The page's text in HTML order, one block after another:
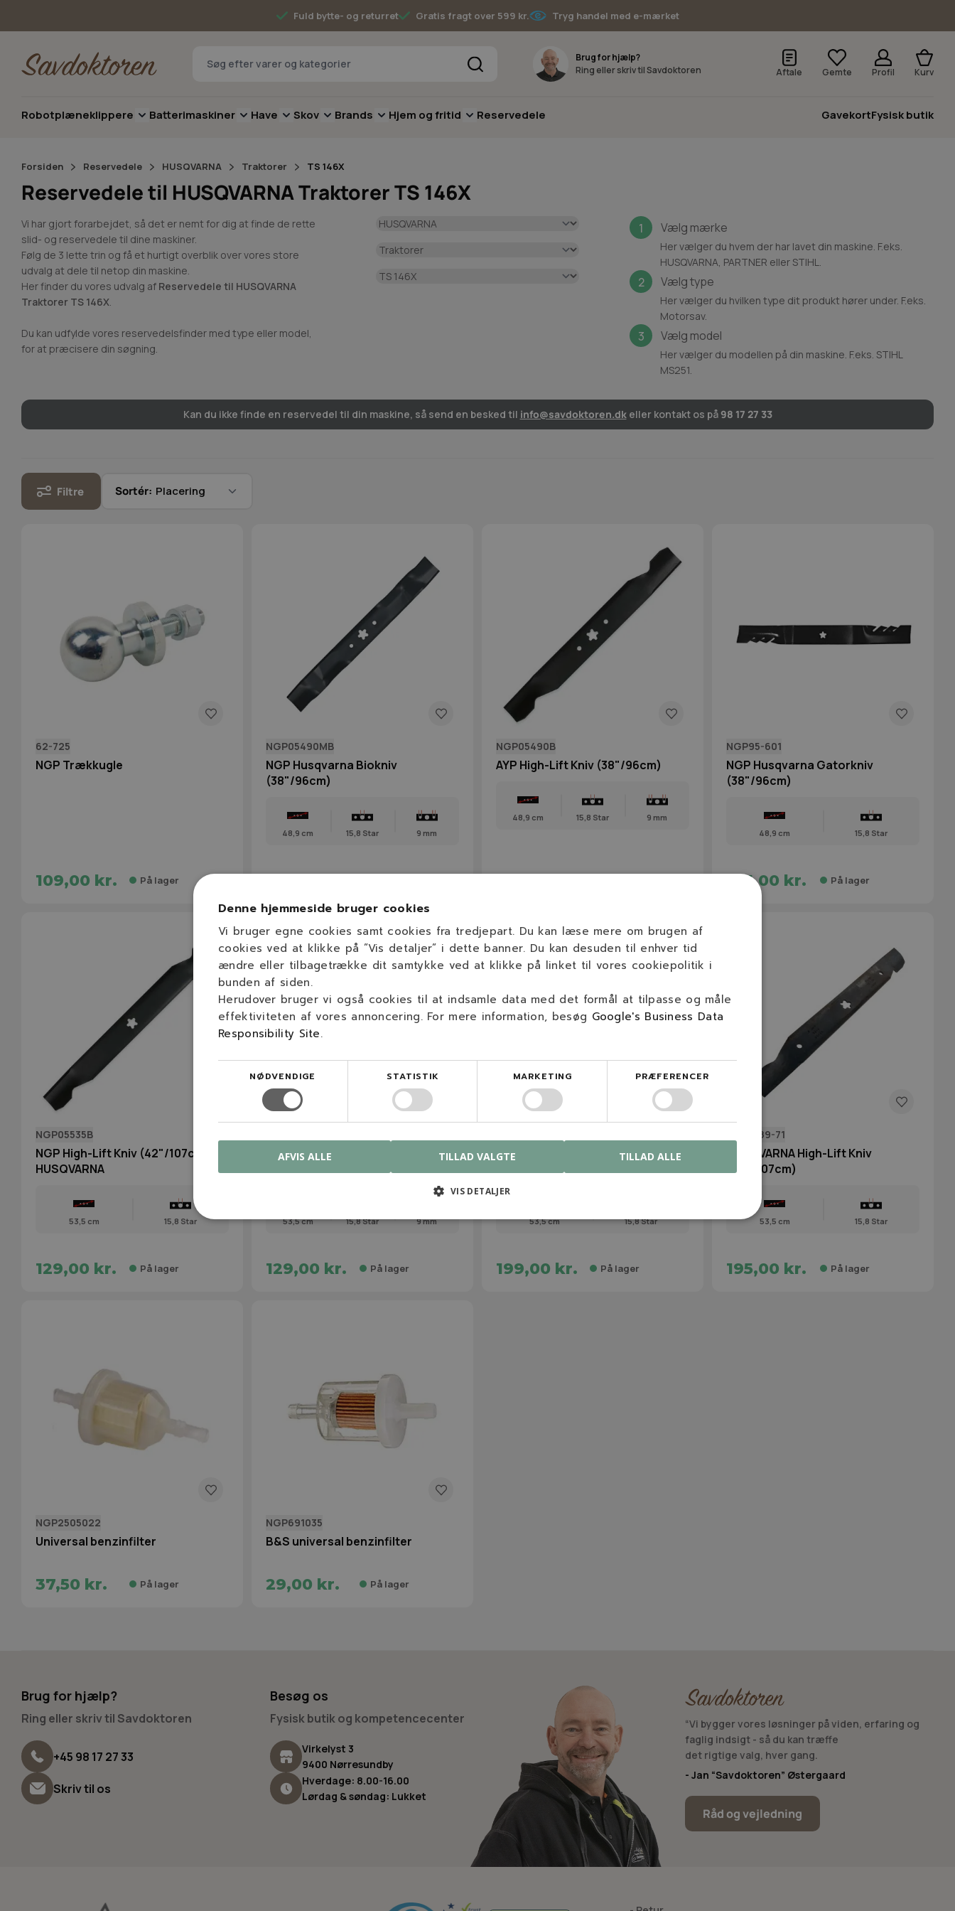
Fuld bytte- og returret Gratis fragt over 599 kr. Tryg handel med e-mærket
Brug for hjælp?
Ring eller skriv til Savdoktoren
Aftale Gemte Profil Kurv
Robotplæneklippere Toggle submenu for Robotplæneklippere
Batterimaskiner Toggle submenu for Batterimaskiner
Have Toggle submenu for Have
Skov Toggle submenu for Skov
Brands Toggle submenu for Brands
Hjem og fritid Toggle submenu for Hjem og fritid
Reservedele GavekortFysisk butik
Forsiden Reservedele HUSQVARNA Traktorer TS 146X
Reservedele til HUSQVARNA Traktorer TS 146X
Vi har gjort forarbejdet, så det er nemt for dig at finde de rette
slid- og reservedele til dine maskiner.
Følg de 3 lette trin og få et hurtigt overblik over vores store
udvalg at dele til netop din maskine.
Her finder du vores udvalg af Reservedele til HUSQVARNA
Traktorer TS 146X.
Du kan udfylde vores reservedelsfinder med type eller model,
for at præcisere din søgning.
1 Vælg mærke
Her vælger du hvem der har lavet din maskine. F.eks.
HUSQVARNA, PARTNER eller STIHL.
2 Vælg type
Her vælger du hvilken type dit produkt hører under. F.eks.
Motorsav.
3 Vælg model
Her vælger du modellen på din maskine. F.eks. STIHL
MS251.
Kan du ikke finde en reservedel til din maskine, så send en besked til info@savdoktoren.dkeller kontakt os på 98 17 27 33
Filtre Sortér:
62-725
NGP Trækkugle
109,00 kr. På lager
NGP05490MB
NGP Husqvarna Biokniv
(38"/96cm)
48,9 cm 15,8 Star 9 mm
NGP05490B
AYP High-Lift Kniv (38"/96cm)
48,9 cm 15,8 Star 9 mm
NGP95-601
NGP Husqvarna Gatorkniv
(38"/96cm)
48,9 cm 15,8 Star
195,00 kr. På lager
NGP05535B
NGP High-Lift Kniv (42"/107cm) til
HUSQVARNA
53,5 cm 15,8 Star
129,00 kr. På lager
NGP Husqvarna Biokniv
53,5 cm 15,8 Star 9 mm
129,00 kr. På lager
NGP AYP / Husqvarna Gatorkniv
(42"/107cm)
53,5 cm 15,8 Star
199,00 kr. På lager
532 13 89-71
HUSQVARNA High-Lift Kniv
(42"/107cm)
53,5 cm 15,8 Star
195,00 kr. På lager
NGP2505022
Universal benzinfilter
37,50 kr. På lager
NGP691035
B&S universal benzinfilter
29,00 kr. På lager
Brug for hjælp?
Ring eller skriv til Savdoktoren
+45 98 17 27 33
Skriv til os
Besøg os
Fysisk butik og kompetencecenter
Virkelyst 3
9400 Nørresundby
Hverdage: 8.00-16.00
Lørdag & søndag: Lukket
“Vi bygger vores løsninger på viden, erfaring og
faglig indsigt - så du kan træffe
det rigtige valg, hver gang.
- Jan “Savdoktoren” Østergaard
Råd og vejledning
Denne hjemmeside bruger cookies
Vi bruger egne cookies samt cookies fra tredjepart. Du kan læse mere om brugen af
cookies ved at klikke på ”Vis detaljer” i dette banner. Du kan desuden til enhver tid
ændre eller tilbagetrække dit samtykke ved at klikke på linket til vores cookiepolitik i
bunden af siden.
Herudover bruger vi også cookies til at indsamle data med det formål at tilpasse og måle
effektiviteten af vores annoncering. For mere information, besøg Google's Business Data
Responsibility Site.
NØDVENDIGE STATISTIK MARKETING PRÆFERENCER
TILLAD VALGTE TILLAD ALLE
AFVIS ALLE
VIS DETALJER